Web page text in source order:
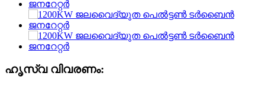
ഹൃസ്വ വിവരണം: